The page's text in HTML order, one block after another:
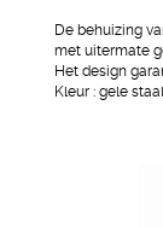
De behuizing
met uitermate
Het design
Kleur : gele